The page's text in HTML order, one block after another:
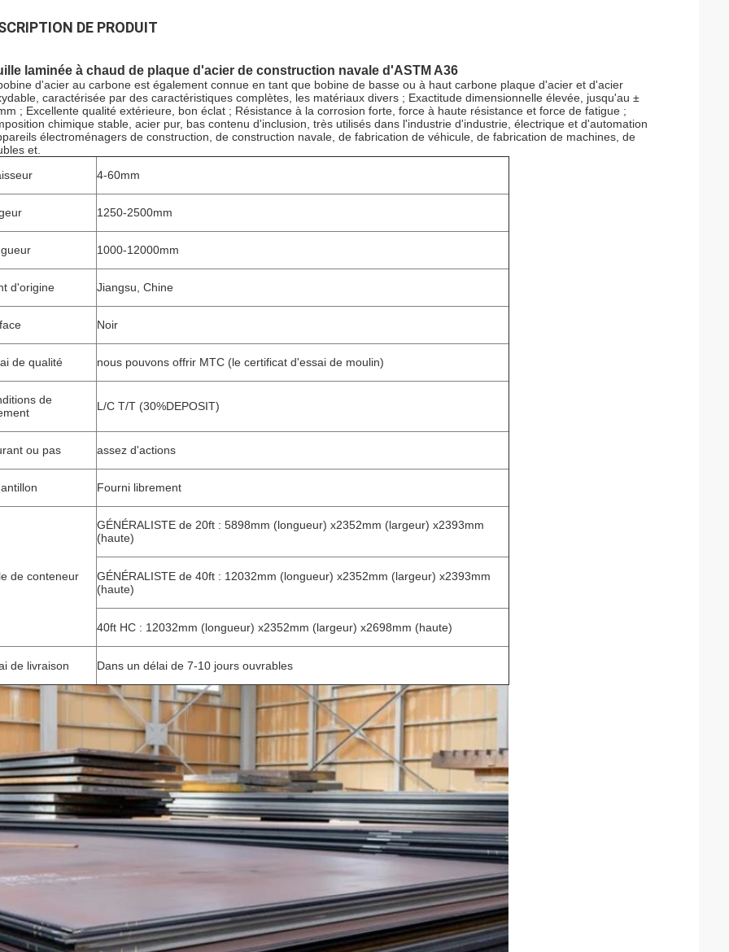
DE PRODUIT
laminée à chaud de plaque d'acier de construction navale d'ASTM A36
d'acier au carbone est également connue en tant que bobine de basse ou à haut carbone plaque d'acier et d'acier
caractérisée par des caractéristiques complètes, les matériaux divers ; Exactitude dimensionnelle élevée, jusqu'au ±
; Excellente qualité extérieure, bon éclat ; Résistance à la corrosion forte, force à haute résistance et force de fatigue ;
chimique stable, acier pur, bas contenu d'inclusion, très utilisés dans l'industrie d'industrie, électrique et d'automation
électroménagers de construction, de construction navale, de fabrication de véhicule, de fabrication de machines, de
et.
4-60mm
1250-2500mm
1000-12000mm
d'origine Jiangsu, Chine
Noir
de qualité nous pouvons offrir MTC (le certificat d'essai de moulin)
de
L/C T/T (30%DEPOSIT)
ou pas assez d'actions
Fourni librement
de conteneur
GÉNÉRALISTE de 20ft : 5898mm (longueur) x2352mm (largeur) x2393mm
(haute)
GÉNÉRALISTE de 40ft : 12032mm (longueur) x2352mm (largeur) x2393mm
(haute)
40ft HC : 12032mm (longueur) x2352mm (largeur) x2698mm (haute)
de livraison Dans un délai de 7-10 jours ouvrables